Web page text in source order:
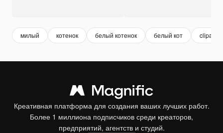
милый котенок белый котенок белый кот clipart
Креативная платформа для создания ваших лучших работ.
Более 1 миллиона подписчиков среди креаторов,
предприятий, агентств и студий.